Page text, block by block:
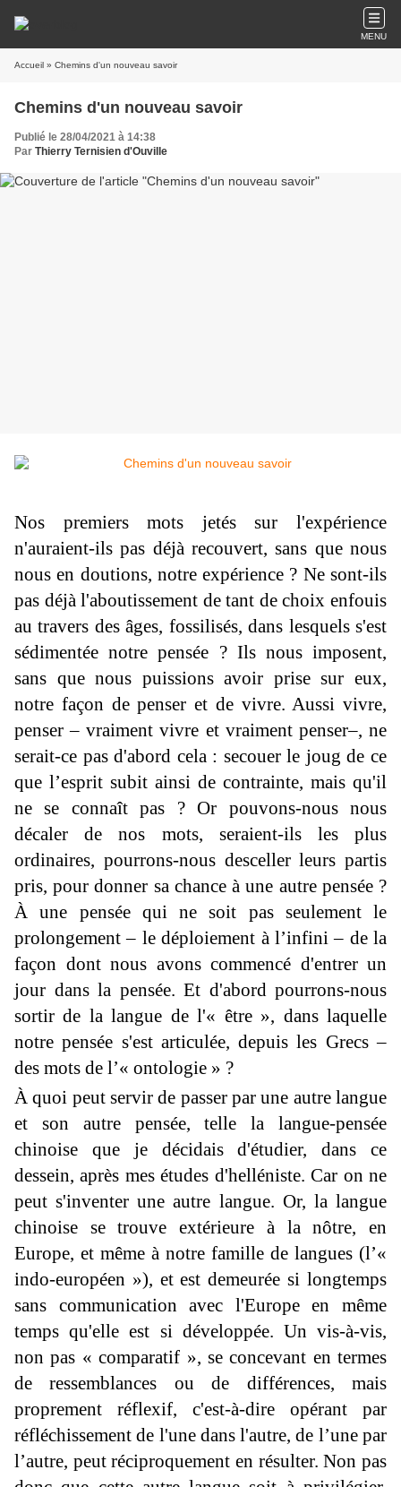
MENU
Accueil » Chemins d'un nouveau savoir
Chemins d'un nouveau savoir
Publié le 28/04/2021 à 14:38
Par Thierry Ternisien d'Ouville
Nos premiers mots jetés sur l'expérience
n'auraient-ils pas déjà recouvert, sans que nous
nous en doutions, notre expérience ? Ne sont-ils
pas déjà l'aboutissement de tant de choix enfouis
au travers des âges, fossilisés, dans lesquels s'est
sédimentée notre pensée ? Ils nous imposent,
sans que nous puis­sions avoir prise sur eux,
notre façon de penser et de vivre. Aussi vivre,
penser – vraiment vivre et vrai­ment penser–, ne
serait-ce pas d'abord cela : secouer le joug de ce
que l’esprit subit ainsi de contrainte, mais qu'il
ne se connaît pas ? Or pouvons-nous nous
décaler de nos mots, seraient-ils les plus
ordinaires, pourrons-nous desceller leurs partis
pris, pour don­ner sa chance à une autre pensée ?
À une pensée qui ne soit pas seulement le
prolongement – le déploie­ment à l’infini – de la
façon dont nous avons com­mencé d'entrer un
jour dans la pensée. Et d'abord pourrons-nous
sortir de la langue de l'« être », dans laquelle
notre pensée s'est articulée, depuis les Grecs –
des mots de l’« ontologie » ?
À quoi peut servir de passer par une autre langue
et son autre pensée, telle la langue-pensée
chinoise que je décidais d'étudier, dans ce
dessein, après mes études d'helléniste. Car on ne
peut s'inventer une autre langue. Or, la langue
chinoise se trouve extérieure à la nôtre, en
Europe, et même à notre famille de langues (l’«
indo-européen »), et est demeurée si longtemps
sans communication avec l'Europe en même
temps qu'elle est si développée. Un vis-à-vis,
non pas « comparatif », se concevant en termes
de ressemblances ou de différences, mais
proprement réflexif, c'est-à-dire opérant par
réfléchissement de l'une dans l'autre, de l’une par
l’autre, peut réciproquement en résulter. Non pas